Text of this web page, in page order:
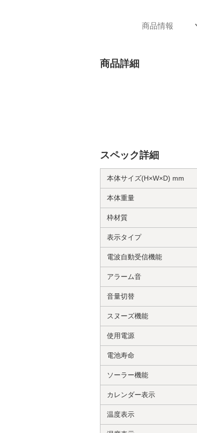
商品情報
商品詳細
スペック詳細
本体サイズ(H×W×D) mm
本体重量
枠材質
表示タイプ
電波自動受信機能
アラーム音
音量切替
スヌーズ機能
使用電源
電池寿命
ソーラー機能
カレンダー表示
温度表示